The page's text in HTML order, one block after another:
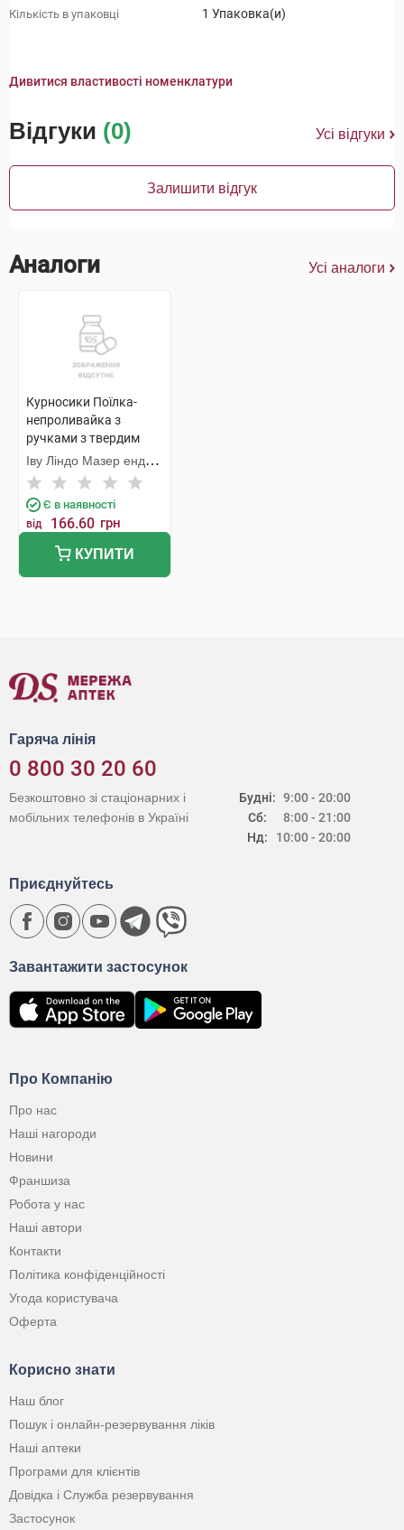
Кількість в упаковці 1 Упаковка(и)
Дивитися властивості номенклатури
Відгуки (0) Усі відгуки
Залишити відгук
Аналоги Усі аналоги
Курносики Поїлка-
непроливайка з
ручками з твердим
носиком 7021 250 мл 1
шт
Іву Ліндо Мазер енд
Бейбі Продактс
Є в наявності
від 166.60 грн
КУПИТИ
Гаряча лінія
0 800 30 20 60
Будні:
Сб:
Нд:
9:00 - 20:00
8:00 - 21:00
10:00 - 20:00
Безкоштовно зі стаціонарних і
мобільних телефонів в Україні
Про Компанію
Про нас
Наші нагороди
Новини
Франшиза
Робота у нас
Наші автори
Контакти
Політика конфіденційності
Угода користувача
Оферта
Корисно знати
Наш блог
Пошук і онлайн-резервування ліків
Наші аптеки
Програми для клієнтів
Довідка і Служба резервування
Застосунок
Завантажити застосунок
Приєднуйтесь